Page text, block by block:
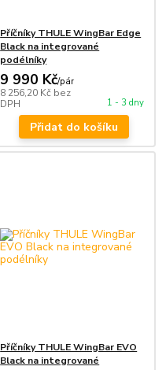
Příčníky THULE WingBar Edge
Black na integrované
podélníky
9 990 Kč/pár
8 256,20 Kč bez
DPH
1 - 3 dny
Přidat do košíku
Příčníky THULE WingBar EVO
Black na integrované